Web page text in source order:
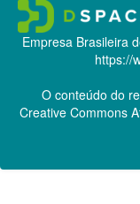
Empresa Brasileira
https://
O conteúdo do
Creative Commons